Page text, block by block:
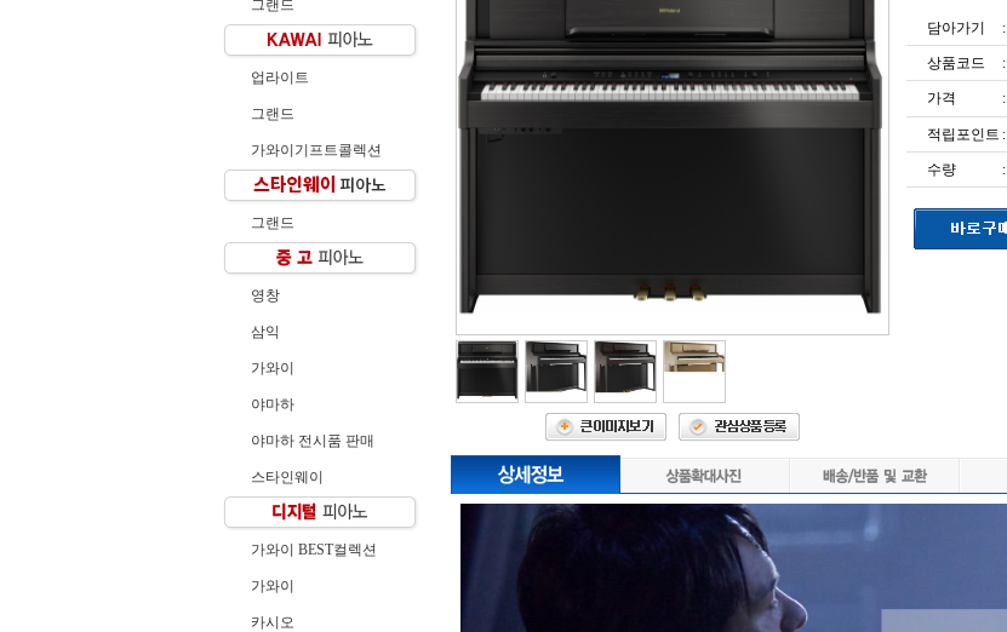
그랜드
업라이트
그랜드
가와이기프트콜렉션
그랜드
영창
삼익
가와이
야마하
야마하 전시품 판매
스타인웨이
가와이 BEST컬렉션
가와이
카시오
담아가기 :
상품코드 :
가격 :
적립포인트 :
수량 :